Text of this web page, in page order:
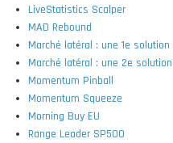
LiveStatistics Scalper
MAD Rebound
Marché latéral : une 1e solution
Marché latéral : une 2e solution
Momentum Pinball
Momentum Squeeze
Morning Buy EU
Range Leader SP500